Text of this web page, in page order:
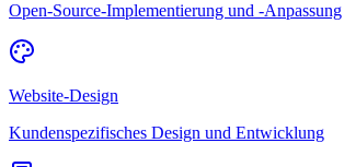
Open-Source-Implementierung und -Anpassung
Website-Design
Kundenspezifisches Design und Entwicklung